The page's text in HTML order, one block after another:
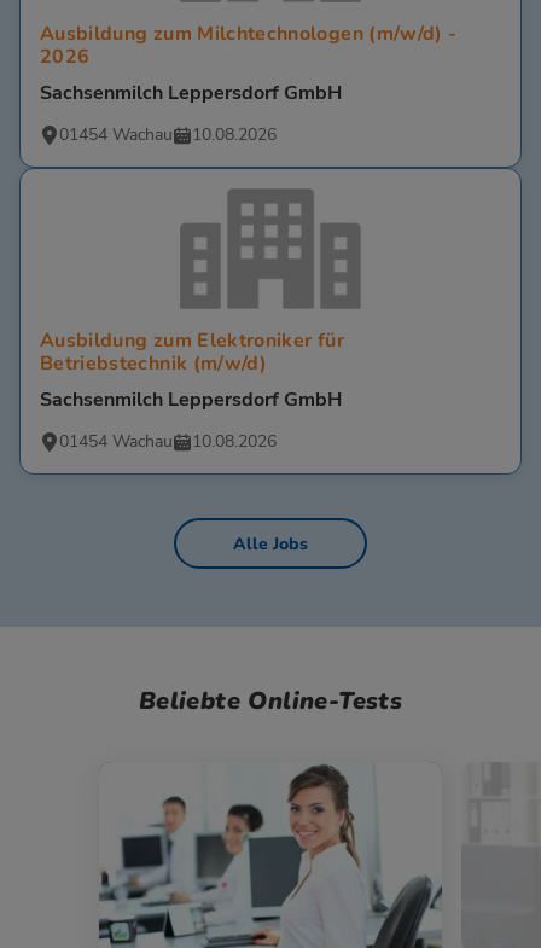
Ausbildung zum Milchtechnologen (m/w/d) -
2026
Sachsenmilch Leppersdorf GmbH
01454 Wachau 10.08.2026
Ausbildung zum Elektroniker für
Betriebstechnik (m/w/d)
Sachsenmilch Leppersdorf GmbH
01454 Wachau 10.08.2026
Alle Jobs
Beliebte Online-Tests